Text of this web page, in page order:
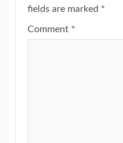
fields are marked *
Comment *